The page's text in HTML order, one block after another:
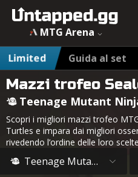
MTG Arena
Limited
Guida al set
Mazzi trofeo
Teenage Mutant
Scopri i migliori mazzi trofeo
Turtles e impara dai migliori
rivedendo l’ordine delle loro
Teenage Mutant Ninja Turtles